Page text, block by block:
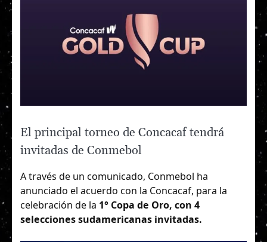
El principal torneo de Concacaf tendrá
invitadas de Conmebol
A través de un comunicado, Conmebol ha
anunciado el acuerdo con la Concacaf, para la
celebración de la 1° Copa de Oro, con 4
selecciones sudamericanas invitadas.